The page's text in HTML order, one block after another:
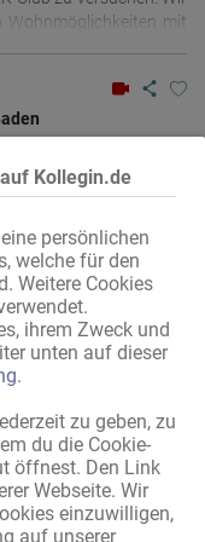
Kollegin.de
persönlichen
welche für den
Weitere Cookies
ihrem Zweck und
unten auf dieser
.
zu geben, zu
du die Cookie-
öffnest. Den Link
Webseite. Wir
einzuwilligen,
auf unserer
der Beantragung des
heißt Dich herzlich
+49-176-82224064
mit
erhaltet Ihr ebenso
Jobs
für Top Girls
Baden-Baden ist
Arbeite dort, wo die
Wir sind direkt
viele französische
Damen zwischen 18
ihre Tätigkeit. Hast Du